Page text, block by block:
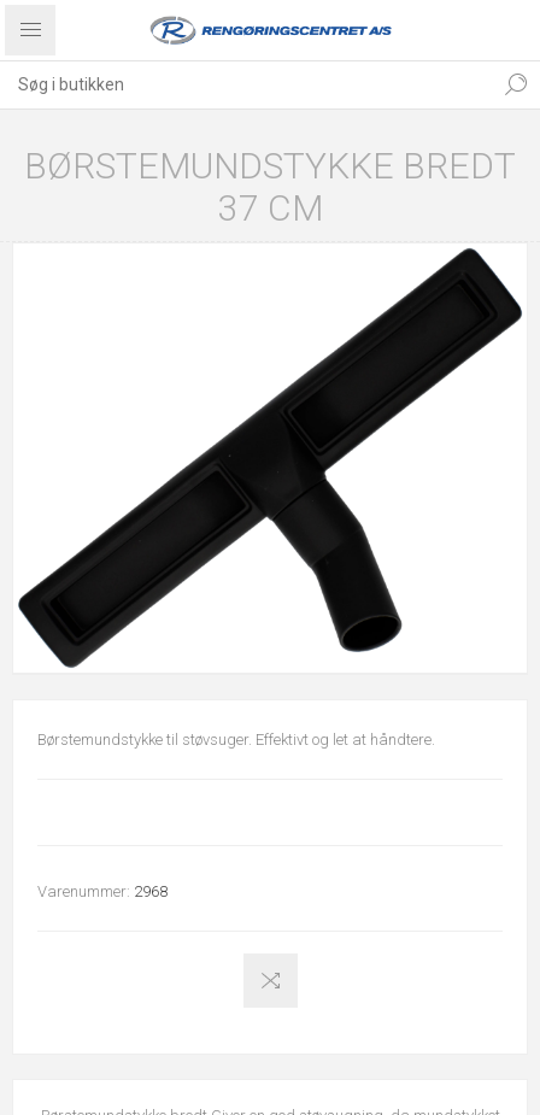
BØRSTEMUNDSTYKKE BREDT
37 CM
Børstemundstykke til støvsuger. Effektivt og let at håndtere.
Varenummer: 2968